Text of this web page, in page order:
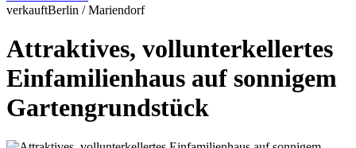
verkauftBerlin / Mariendorf
Attraktives, vollunterkellertes
Einfamilienhaus auf sonnigem
Gartengrundstück